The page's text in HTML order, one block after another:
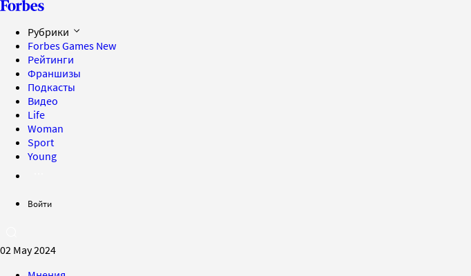
Рубрики
Forbes Games New
Рейтинги
Франшизы
Подкасты
Видео
Life
Woman
Sport
Young
Войти
02 May 2024